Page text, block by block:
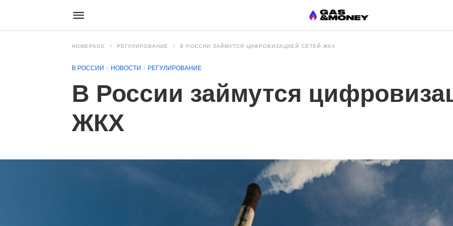
HOMEPAGE РЕГУЛИРОВАНИЕ В РОССИИ ЗАЙМУТСЯ ЦИФРОВИЗАЦИЕЙ СЕТЕЙ ЖКХ
В РОССИИ НОВОСТИ РЕГУЛИРОВАНИЕ
В России займутся
ЖКХ